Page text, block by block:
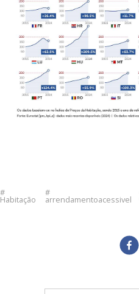
Habitação arrendamentoacessivel